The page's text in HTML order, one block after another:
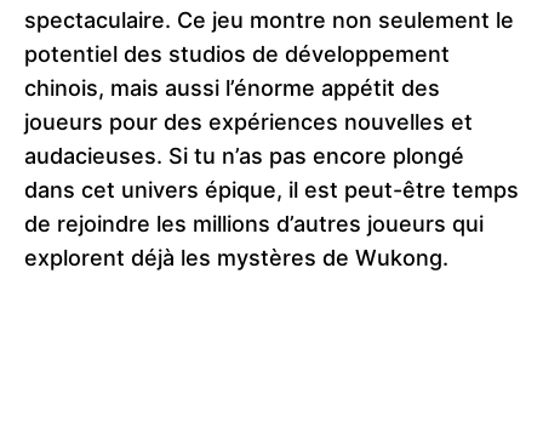
spectaculaire. Ce jeu montre non seulement le
potentiel des studios de développement
chinois, mais aussi l’énorme appétit des
joueurs pour des expériences nouvelles et
audacieuses. Si tu n’as pas encore plongé
dans cet univers épique, il est peut-être temps
de rejoindre les millions d’autres joueurs qui
explorent déjà les mystères de Wukong.